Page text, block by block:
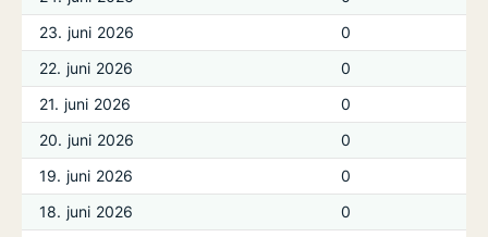
23. juni 2026
0
22. juni 2026
0
21. juni 2026
0
20. juni 2026
0
19. juni 2026
0
18. juni 2026
0